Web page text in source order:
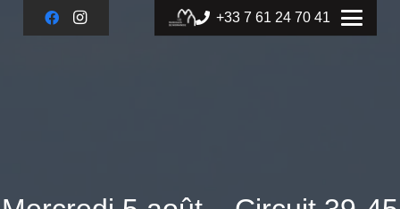
+33 7 61 24 70 41